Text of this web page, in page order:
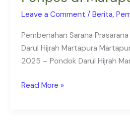
Leave a Comment /Berita,
Pembenahan Sarana
Darul Hijrah Martapura
2025 – Pondok Darul Hijrah
Read More »